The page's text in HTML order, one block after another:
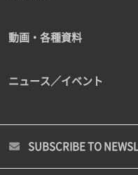
動画・各種資料
ニュース／イベント
SUBSCRIBE TO